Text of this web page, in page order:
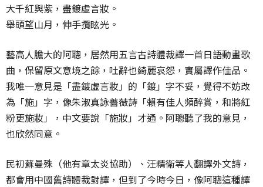
大千紅與紫，盡鍍虛言妝。
舉頭望山月，伸手攬眩光。
藝高人膽大的阿聰，居然用五言古詩體裁譯一首日語動畫歌
曲，保留原文意境之餘，吐辭也綺麗哀怨，實屬譯作佳品。
我唯一意見是「盡鍍虛言妝」的「鍍」字不妥，覺得不妨改
為「施」字，像朱淑真詠薔薇詩「賴有佳人頻醉賞，和將紅
粉更施妝」，中文要說「施妝」才通。阿聰聽了我的意見，
也欣然同意。
民初蘇曼殊（他有章太炎協助）、汪精衛等人翻譯外文詩，
都會用中國舊詩體裁對譯，但到了今時今日，像阿聰這種譯